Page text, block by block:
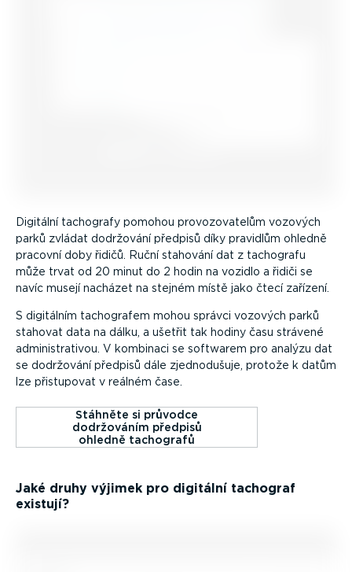
Digitální tachografy pomohou provo­zo­va­telům vozových
parků zvládat dodržování předpisů díky pravidlům ohledně
pracovní doby řidičů. Ruční stahování dat z tachografu
může trvat od 20 minut do 2 hodin na vozidlo a řidiči se
navíc musejí nacházet na stejném místě jako čtecí zařízení.
S digitálním tachografem mohou správci vozových parků
stahovat data na dálku, a ušetřit tak hodiny času strávené
adminis­tra­tivou. V kombinaci se softwarem pro analýzu dat
se dodržování předpisů dále zjedno­dušuje, protože k datům
lze přistupovat v reálném čase.
Stáhněte si průvodce
dodržováním předpisů
ohledně tachografů
Jaké druhy výjimek pro digitální tachograf
existují?